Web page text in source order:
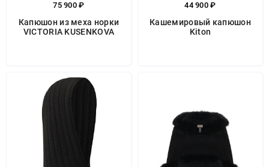
75 900 ₽
Капюшон из меха норки
VICTORIA KUSENKOVA
44 900 ₽
Кашемировый капюшон
Kiton